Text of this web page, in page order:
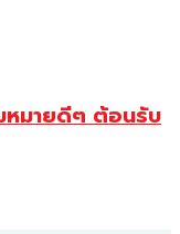
หมายดีๆ ต้อนรับ